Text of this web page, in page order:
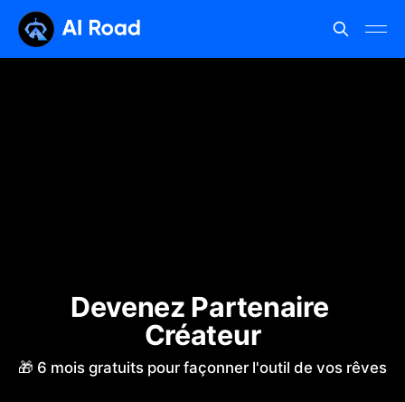
Devenez Partenaire
Créateur
🎁 6 mois gratuits pour façonner l'outil de vos rêves